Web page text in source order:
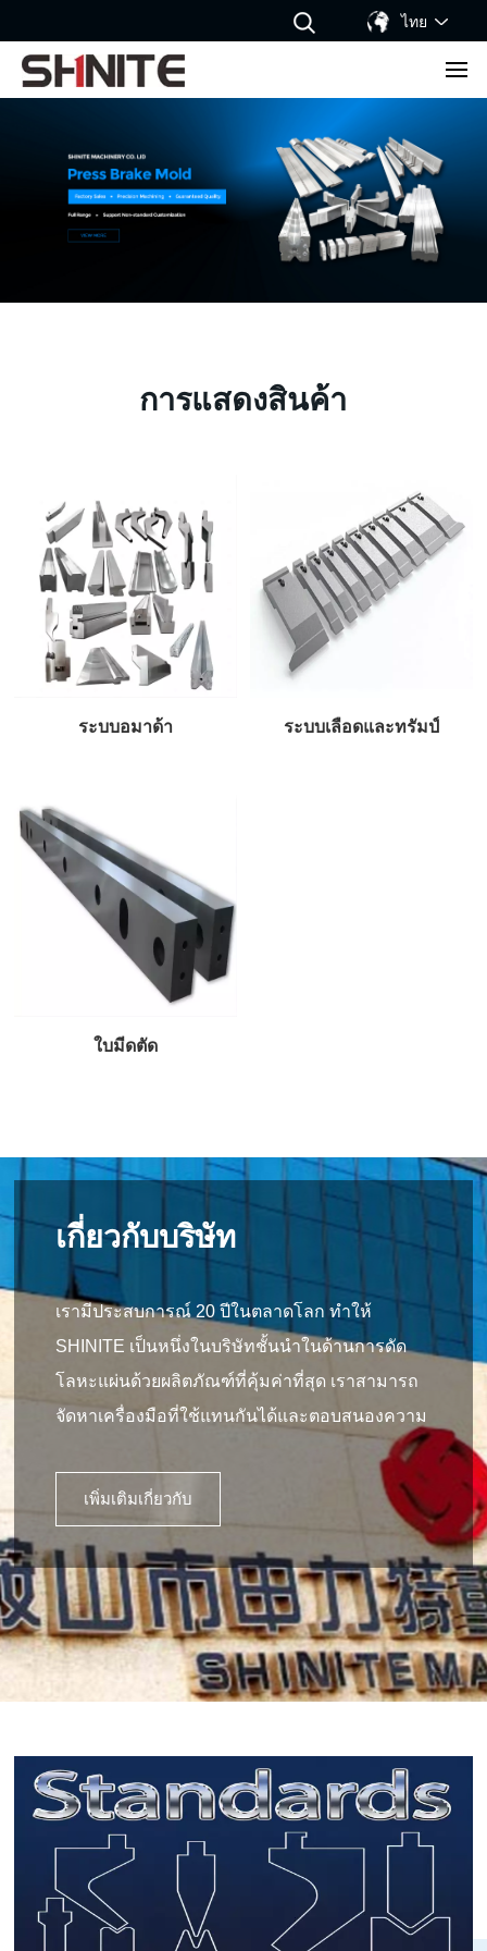
ไทย
การแสดงสินค้า
ระบบอมาด้า ระบบเลือดและทรัมป์
ใบมีดตัด
เกี่ยวกับบริษัท
เรามีประสบการณ์ 20 ปีในตลาดโลก ทำให้
SHINITE เป็นหนึ่งในบริษัทชั้นนำในด้านการดัด
โลหะแผ่นด้วยผลิตภัณฑ์ที่คุ้มค่าที่สุด เราสามารถ
จัดหาเครื่องมือที่ใช้แทนกันได้และตอบสนองความ
เพิ่มเติมเกี่ยวกับ